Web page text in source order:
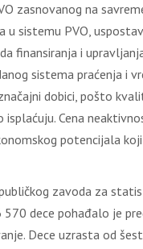
zasnovanog na
u sistemu PVO,
finansiranja i
sistema praćenja i
dobici, pošto
isplaćuju. Cena
potencijala
zavoda za
dece pohađalo je
Dece uzrasta od